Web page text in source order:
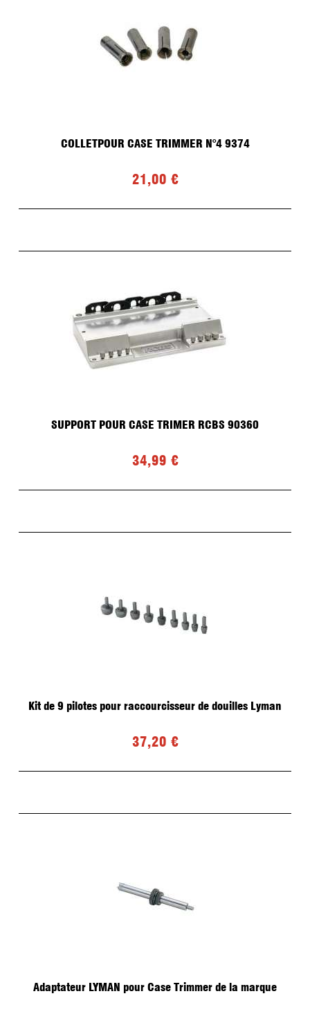
COLLETPOUR CASE TRIMMER N°4 9374
21,00 €
SUPPORT POUR CASE TRIMER RCBS 90360
34,99 €
Kit de 9 pilotes pour raccourcisseur de douilles Lyman
37,20 €
Adaptateur LYMAN pour Case Trimmer de la marque